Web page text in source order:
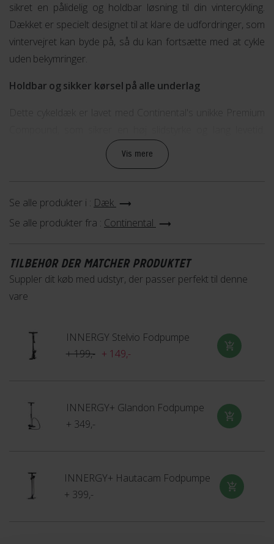
sikret en pålidelig og holdbar løsning til din vintercykling.
Dækket er specielt designet til at klare de udfordringer, som
vintervejret kan byde på, så du kan fortsætte med at cykle
uden bekymringer.
Holdbar og sikker kørsel på alle underlag
Samtidig er dækket udstyret med en speciel mønsterdesign,
der giver et godt greb på både sne, is og våde veje. Du kan
cykler på.
Nem montering og kompatibilitet
montere på din cykel og passer til de fleste 27,5 tommer hjul.
Dækket er også kompatibelt med de fleste cykeltyper, så
uanset om du kører på mountainbike, citybike eller
Køb dine nye Continental Top CONTACT Winter II Premium
vintercykling.
Vis mere
Se alle produkter i : Dæk
Se alle produkter fra : Continental
TILBEHØR DER MATCHER PRODUKTET
Suppler dit køb med udstyr, der passer perfekt til denne
vare
INNERGY Stelvio Fodpumpe
+ 199,- + 149,-
INNERGY+ Glandon Fodpumpe
+ 349,-
INNERGY+ Hautacam Fodpumpe
+ 399,-